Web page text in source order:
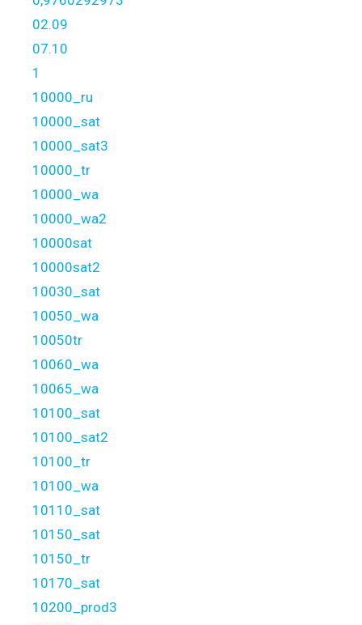
02.09
07.10
1
10000_ru
10000_sat
10000_sat3
10000_tr
10000_wa
10000_wa2
10000sat
10000sat2
10030_sat
10050_wa
10050tr
10060_wa
10065_wa
10100_sat
10100_sat2
10100_tr
10100_wa
10110_sat
10150_sat
10150_tr
10170_sat
10200_prod3